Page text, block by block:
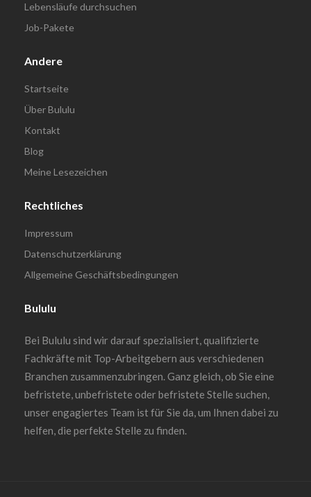
Lebensläufe durchsuchen
Job-Pakete
Andere
Startseite
Über Bululu
Kontakt
Blog
Meine Lesezeichen
Rechtliches
Impressum
Datenschutzerklärung
Allgemeine Geschäftsbedingungen
Bululu
Bei Bululu sind wir darauf spezialisiert, qualifizierte
Fachkräfte mit Top-Arbeitgebern aus verschiedenen
Branchen zusammenzubringen. Ganz gleich, ob Sie eine
befristete, unbefristete oder befristete Stelle suchen,
unser engagiertes Team ist für Sie da, um Ihnen dabei zu
helfen, die perfekte Stelle zu finden.